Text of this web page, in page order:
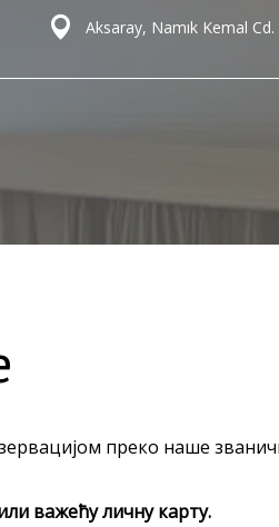
Aksaray, Namık Kemal
преко наше
важећу личну карту.